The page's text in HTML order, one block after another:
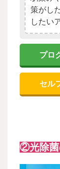
策がし
したい
プロ
セル
②光除菌